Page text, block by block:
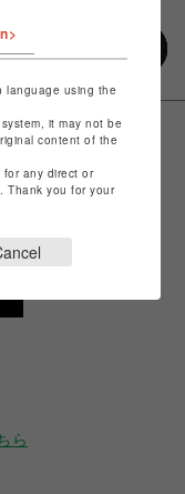
ら
language using the
it may not be
content of the
any direct or
Thank you for your